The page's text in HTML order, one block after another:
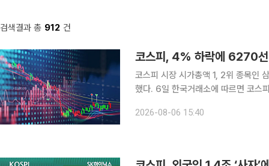
검색결과 총 912 건
코스피 시장 시가총액 1, 2위 종목인
했다. 6일 한국거래소에 따르면 코스피 지수는 전 거래일 대비 301.88포인트(4.58%) 내린
6550.94까지 오르기도 했으나
2026-08-06 15:40